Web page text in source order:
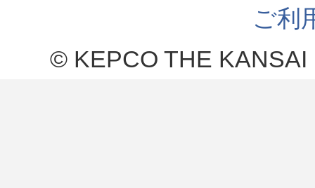
ご利
© KEPCO THE